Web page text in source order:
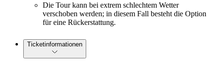
Die Tour kann bei extrem schlechtem Wetter
verschoben werden; in diesem Fall besteht die Option
für eine Rückerstattung.
Ticketinformationen